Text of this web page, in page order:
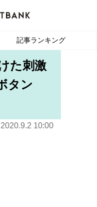
記事ランキング
た刺激
タン
2020.9.2 10:00